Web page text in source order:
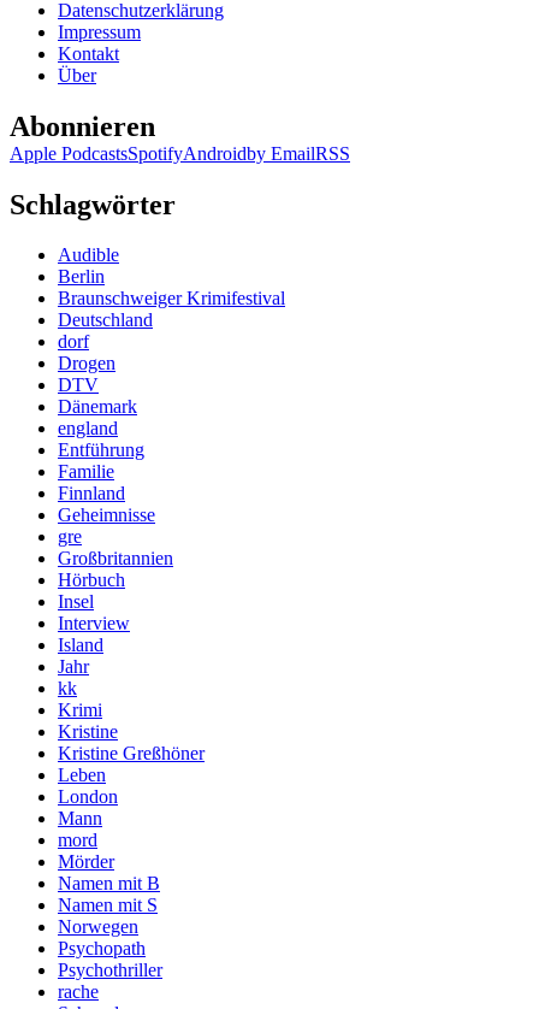
Datenschutzerklärung
Impressum
Kontakt
Über
Abonnieren
Apple PodcastsSpotifyAndroidby EmailRSS
Schlagwörter
Audible
Berlin
Braunschweiger Krimifestival
Deutschland
dorf
Drogen
DTV
Dänemark
england
Entführung
Familie
Finnland
Geheimnisse
gre
Großbritannien
Hörbuch
Insel
Interview
Island
Jahr
kk
Krimi
Kristine
Kristine Greßhöner
Leben
London
Mann
mord
Mörder
Namen mit B
Namen mit S
Norwegen
Psychopath
Psychothriller
rache